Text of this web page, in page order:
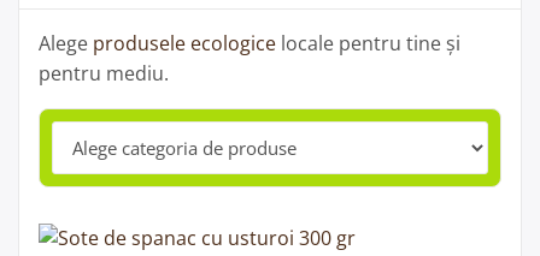
Alege produsele ecologice locale pentru tine și
pentru mediu.